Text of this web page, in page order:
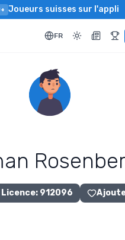
Joueurs suisses sur l'appli
FR
Licence: 912096